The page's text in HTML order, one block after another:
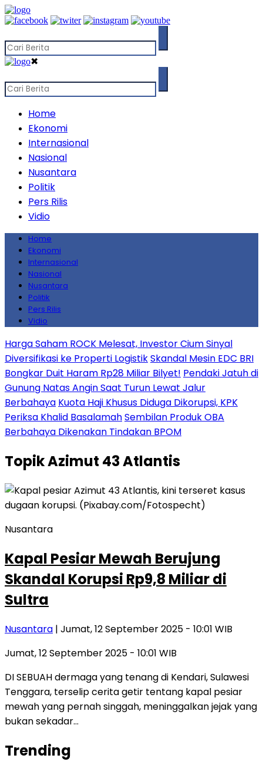
✖
Home
Ekonomi
Internasional
Nasional
Nusantara
Politik
Pers Rilis
Vidio
Home
Ekonomi
Internasional
Nasional
Nusantara
Politik
Pers Rilis
Vidio
Harga Saham ROCK Melesat, Investor Cium Sinyal
Diversifikasi ke Properti LogistikSkandal Mesin EDC BRI
Bongkar Duit Haram Rp28 Miliar Bilyet! Pendaki Jatuh di
Gunung Natas Angin Saat Turun Lewat Jalur
Berbahaya Kuota Haji Khusus Diduga Dikorupsi, KPK
Periksa Khalid BasalamahSembilan Produk OBA
Berbahaya Dikenakan Tindakan BPOM
TopikAzimut 43 Atlantis
Nusantara
Kapal Pesiar Mewah Berujung
Skandal Korupsi Rp9,8 Miliar di
Sultra
Nusantara | Jumat, 12 September 2025 - 10:01 WIB
Jumat, 12 September 2025 - 10:01 WIB
DI SEBUAH dermaga yang tenang di Kendari, Sulawesi
Tenggara, terselip cerita getir tentang kapal pesiar
mewah yang pernah singgah, meninggalkan jejak yang
bukan sekadar…
Trending